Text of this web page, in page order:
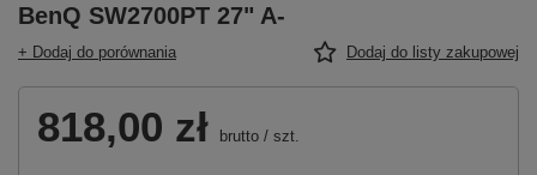
BenQ SW2700PT 27" A-
+ Dodaj do porównania Dodaj do listy zakupowej
818,00 zł brutto / szt.